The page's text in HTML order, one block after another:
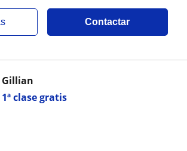
Contactar
1ª clase gratis
Gillian